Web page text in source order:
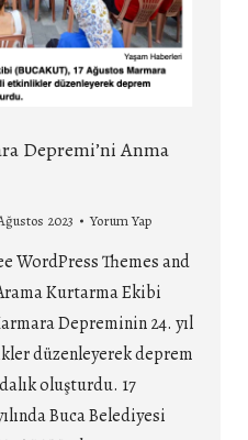
Depremi’ni Anma
2023 Yorum Yap
WordPress Themes and
Kurtarma Ekibi
Depreminin 24. yıl
düzenleyerek deprem
oluşturdu. 17
Buca Belediyesi